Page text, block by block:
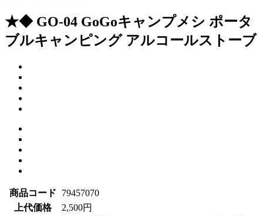
★◆ GO-04 GoGoキャンプメシ ポータ
ブルキャンピング アルコールストーブ
商品コード
79457070
上代価格
2,500円